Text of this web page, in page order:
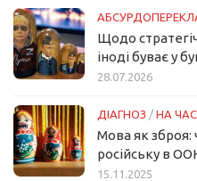
Щодо
іноді буває у
28.07.2026
ДІАГНОЗ / НА
Мова як зброя:
російську в
15.11.2025